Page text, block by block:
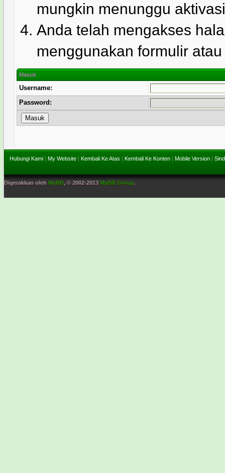
mungkin menunggu
Anda telah mengakses
menggunakan formulir
Masuk
Username:
Password:
Hubungi Kami | My Website | Kembali Ke Atas | Kembali Ke Konten | Mobile Version |
Digerakkan oleh MyBB, © 2002-2013 MyBB Group.